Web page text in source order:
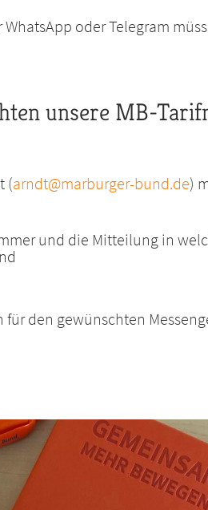
WhatsApp oder Telegram
unsere MB-
(arndt@marburger-bund.de)
und die Mitteilung in
den gewünschten